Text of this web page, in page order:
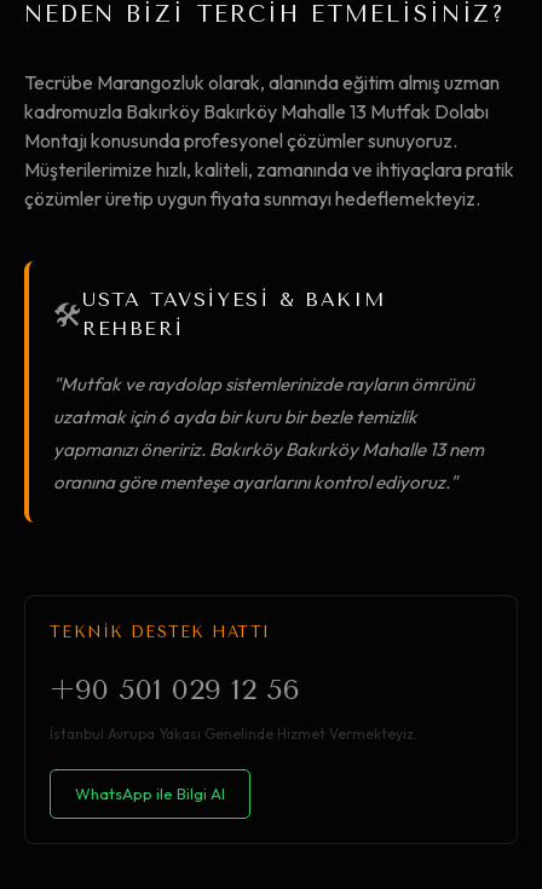
NEDEN BİZİ TERCİH ETMELİSİNİZ?
Tecrübe Marangozluk olarak, alanında eğitim almış uzman
kadromuzla Bakırköy Bakırköy Mahalle 13 Mutfak Dolabı
Montajı konusunda profesyonel çözümler sunuyoruz.
Müşterilerimize hızlı, kaliteli, zamanında ve ihtiyaçlara pratik
çözümler üretip uygun fiyata sunmayı hedeflemekteyiz.
🛠️USTA TAVSİYESİ & BAKIM
REHBERİ
"Mutfak ve raydolap sistemlerinizde rayların ömrünü
uzatmak için 6 ayda bir kuru bir bezle temizlik
yapmanızı öneririz. Bakırköy Bakırköy Mahalle 13 nem
oranına göre menteşe ayarlarını kontrol ediyoruz."
TEKNİK DESTEK HATTI
+90 501 029 12 56
İstanbul Avrupa Yakası Genelinde Hizmet Vermekteyiz.
WhatsApp ile Bilgi Al